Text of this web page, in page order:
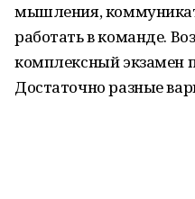
мышления,
работать в команде.
комплексный экзамен
Достаточно разные